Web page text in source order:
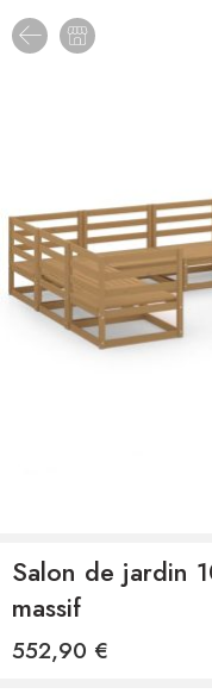
Salon de jardin
massif
552,90 €